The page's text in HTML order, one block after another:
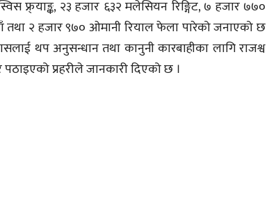
फ्र्याङ्क, २३ हजार ६३२ मलेसियन रिङ्गिट, ७ हजार ७७०
तथा २ हजार ९७० ओमानी रियाल फेला पारेको जनाएको छ
थप अनुसन्धान तथा कानुनी कारबाहीका लागि राजश्व
प्रहरीले जानकारी दिएको छ ।